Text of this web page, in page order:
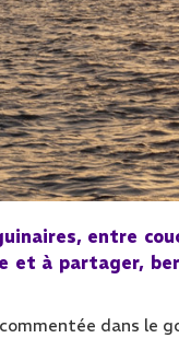
entre
à partager,
dans le